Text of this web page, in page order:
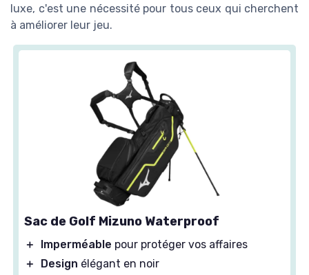
luxe, c'est une nécessité pour tous ceux qui cherchent
à améliorer leur jeu.
Sac de Golf Mizuno Waterproof
＋ Imperméable pour protéger vos affaires
＋
Design élégant en noir